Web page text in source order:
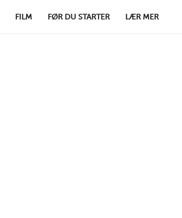
FILM FØR DU STARTER LÆR MER